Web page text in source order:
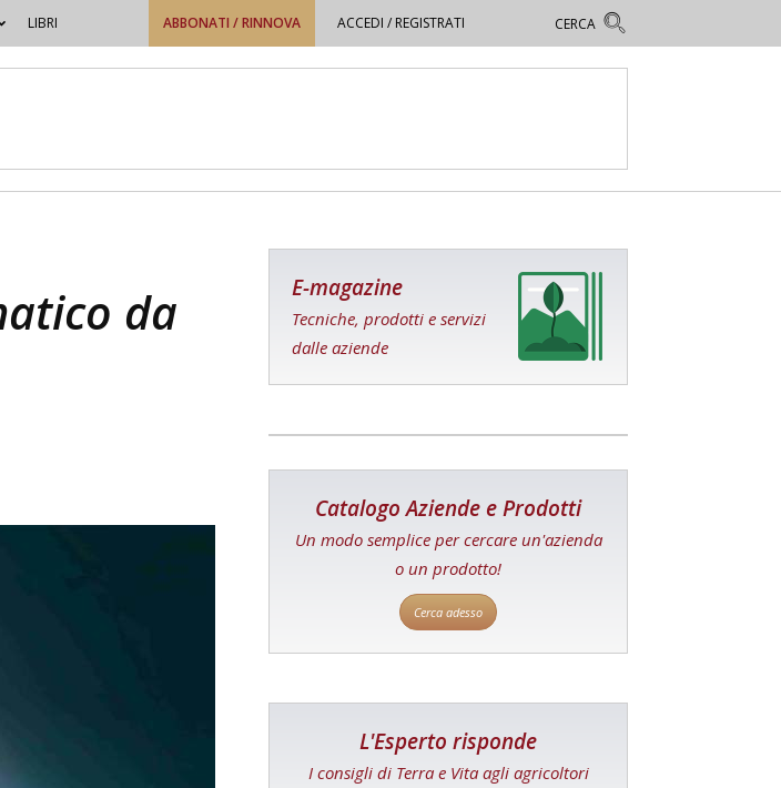
LIBRI ABBONATI / RINNOVA ACCEDI / REGISTRATI
da
E-magazine
Tecniche, prodotti e servizi
dalle aziende
Catalogo Aziende e Prodotti
Un modo semplice per cercare un'azienda
o un prodotto!
Cerca adesso
L'Esperto risponde
I consigli di Terra e Vita agli agricoltori